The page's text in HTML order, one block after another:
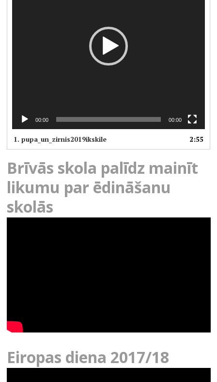
00:00 00:00
1. pupa_un_zirnis2019ikskile 2:55
Brīvās skola palīdz mainīt
likumu par ēdināšanu
skolās
Eiropas diena 2017/18